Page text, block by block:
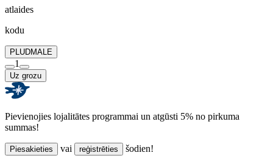
atlaides
kodu
PLUDMALE
1
Uz grozu
Pievienojies lojalitātes programmai un atgūsti 5% no pirkuma
summas!
Piesakieties vai reģistrēties šodien!